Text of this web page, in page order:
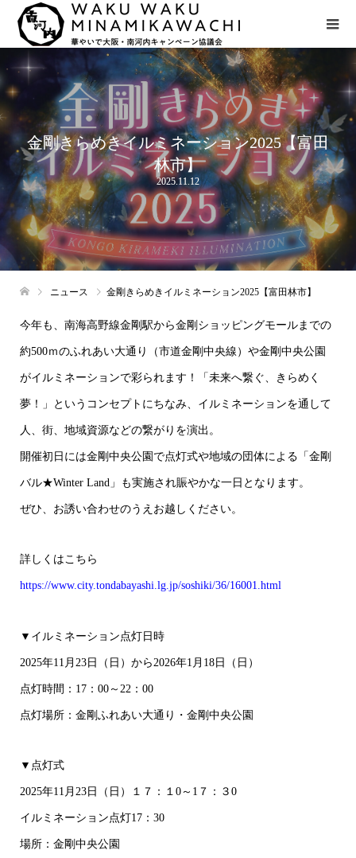
金剛きらめきイルミネーション2025【富田
林市】
2025.11.12
ニュース 金剛きらめきイルミネーション2025【富田林市】
今年も、南海高野線金剛駅から金剛ショッピングモールまでの
約500ｍのふれあい大通り（市道金剛中央線）や金剛中央公園
がイルミネーションで彩られます！「未来へ繋ぐ、きらめく
夢！」というコンセプトにちなみ、イルミネーションを通して
人、街、地域資源などの繋がりを演出。
開催初日には金剛中央公園で点灯式や地域の団体による「金剛
バル★Winter Land」も実施され賑やかな一日となります。
ぜひ、お誘い合わせのうえお越しください。
詳しくはこちら
https://www.city.tondabayashi.lg.jp/soshiki/36/16001.html
▼イルミネーション点灯日時
2025年11月23日（日）から2026年1月18日（日）
点灯時間：17：00～22：00
点灯場所：金剛ふれあい大通り・金剛中央公園
▼点灯式
2025年11月23日（日）１７：１0～1７：３0
イルミネーション点灯17：30
場所：金剛中央公園